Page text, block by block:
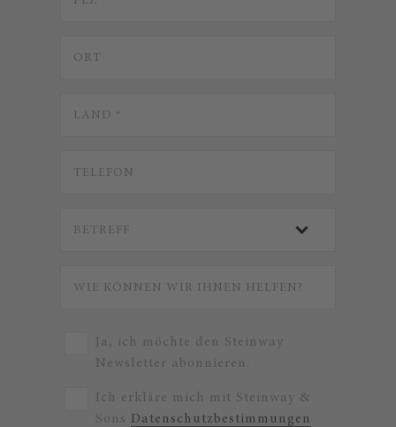
Ja, ich möchte den Steinway
Newsletter abonnieren.
Ich erkläre mich mit Steinway &
Sons Datenschutzbestimmungen